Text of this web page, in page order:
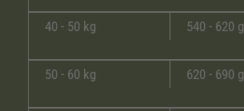
40 - 50 kg 540 - 620 g
50 - 60 kg 620 - 690 g